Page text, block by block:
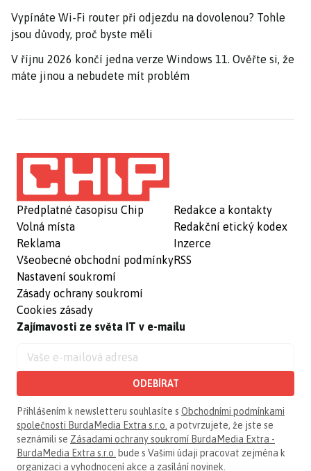
Vypínáte Wi-Fi router při odjezdu na dovolenou? Tohle
jsou důvody, proč byste měli
V říjnu 2026 končí jedna verze Windows 11. Ověřte si, že
máte jinou a nebudete mít problém
Předplatné časopisu Chip
Volná místa
Reklama
Všeobecné obchodní podmínky
Nastavení soukromí
Zásady ochrany soukromí
Cookies zásady
Redakce a kontakty
Redakční etický kodex
Inzerce
RSS
Zajímavosti ze světa IT v e-mailu
ODEBÍRAT
Přihlášením k newsletteru souhlasíte s Obchodními podmínkami
společnosti BurdaMedia Extra s.r.o. a potvrzujete, že jste se
seznámili se Zásadami ochrany soukromí BurdaMedia Extra -
BurdaMedia Extra s.r.o. bude s Vašimi údaji pracovat zejména k
organizaci a vyhodnocení akce a zasílání novinek.